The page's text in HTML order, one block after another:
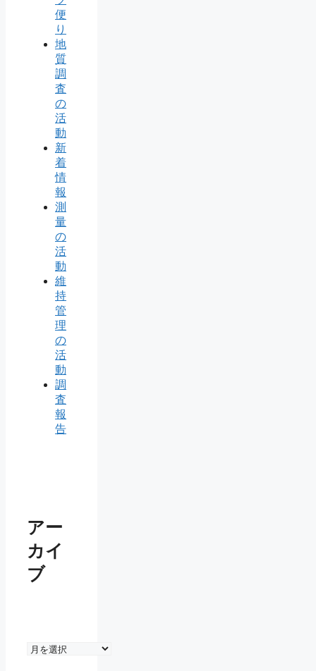
便
り
地
質
調
査
の
活
動
新
着
情
報
測
量
の
活
動
維
持
管
理
の
活
動
調
査
報
告
アー
カイ
ブ
ア